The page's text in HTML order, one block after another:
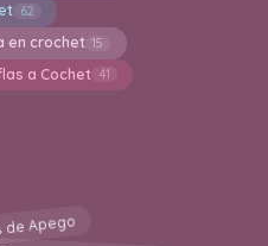
62
en crochet 15
a Cochet 41
de Apego